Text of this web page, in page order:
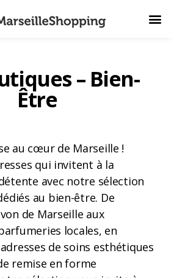
– Bien-
Être
au cœur de Marseille !
qui invitent à la
avec notre sélection
au bien-être. De
de Marseille aux
locales, en
de soins esthétiques
remise en forme